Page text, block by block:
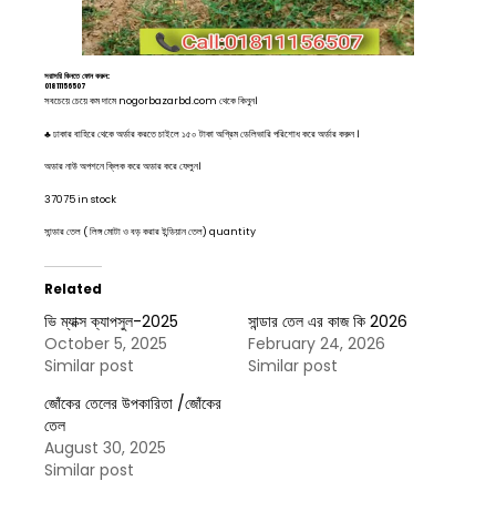
সরাসরি কিনতে ফোন করুন:
01811156507
সবচেয়ে চেয়ে কম দামে nogorbazarbd.com থেকে কিনুন।
♣ ঢাকার বাহিরে থেকে অর্ডার করতে চাইলে ১৫০ টাকা অগ্রিম ডেলিভারি পরিশোধ করে অর্ডার করুন ।
অডার নাউ অপশনে ক্লিক করে অডার করে ফেলুন।
37075 in stock
সান্ডার তেল ( লিঙ্গ মোটা ও বড় করার ইন্ডিয়ান তেল) quantity
Related
ভি ম্যাক্স ক্যাপসুল-2025
October 5, 2025
Similar post
সান্ডার তেল এর কাজ কি 2026
February 24, 2026
Similar post
জোঁকের তেলের উপকারিতা /জোঁকের
তেল
August 30, 2025
Similar post